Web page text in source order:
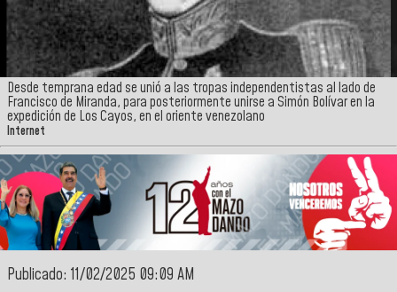
Desde temprana edad se unió a las tropas independentistas al lado de
Francisco de Miranda, para posteriormente unirse a Simón Bolívar en la
expedición de Los Cayos, en el oriente venezolano
Internet
Publicado: 11/02/2025 09:09 AM